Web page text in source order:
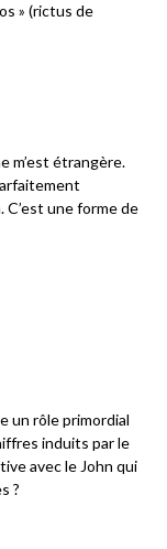
» (rictus de
m’est étrangère.
C’est une forme de
un rôle primordial
induits par le
avec le John qui
?